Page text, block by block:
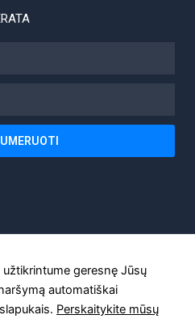
geresnę Jūsų
automatiškai
Perskaitykite mūsų